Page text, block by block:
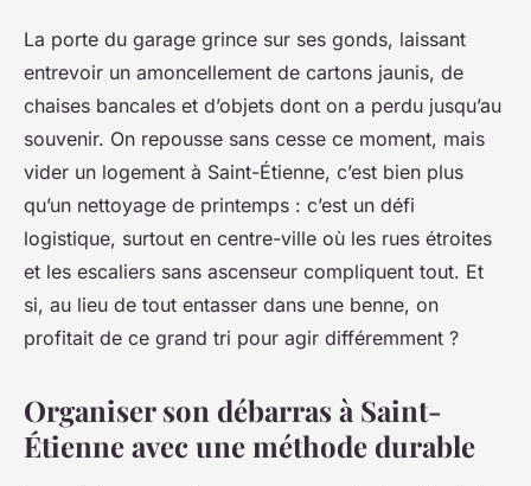
Comment rendre le débarras à
Saint-Étienne écoresponsable
Joëlle•21/04/2026 08:51•9 min de lecture
La porte du garage grince sur ses gonds, laissant
entrevoir un amoncellement de cartons jaunis, de
chaises bancales et d’objets dont on a perdu jusqu’au
souvenir. On repousse sans cesse ce moment, mais
vider un logement à Saint-Étienne, c’est bien plus
qu’un nettoyage de printemps : c’est un défi
logistique, surtout en centre-ville où les rues étroites
et les escaliers sans ascenseur compliquent tout. Et
si, au lieu de tout entasser dans une benne, on
profitait de ce grand tri pour agir différemment ?
Organiser son débarras à Saint-
Étienne avec une méthode durable